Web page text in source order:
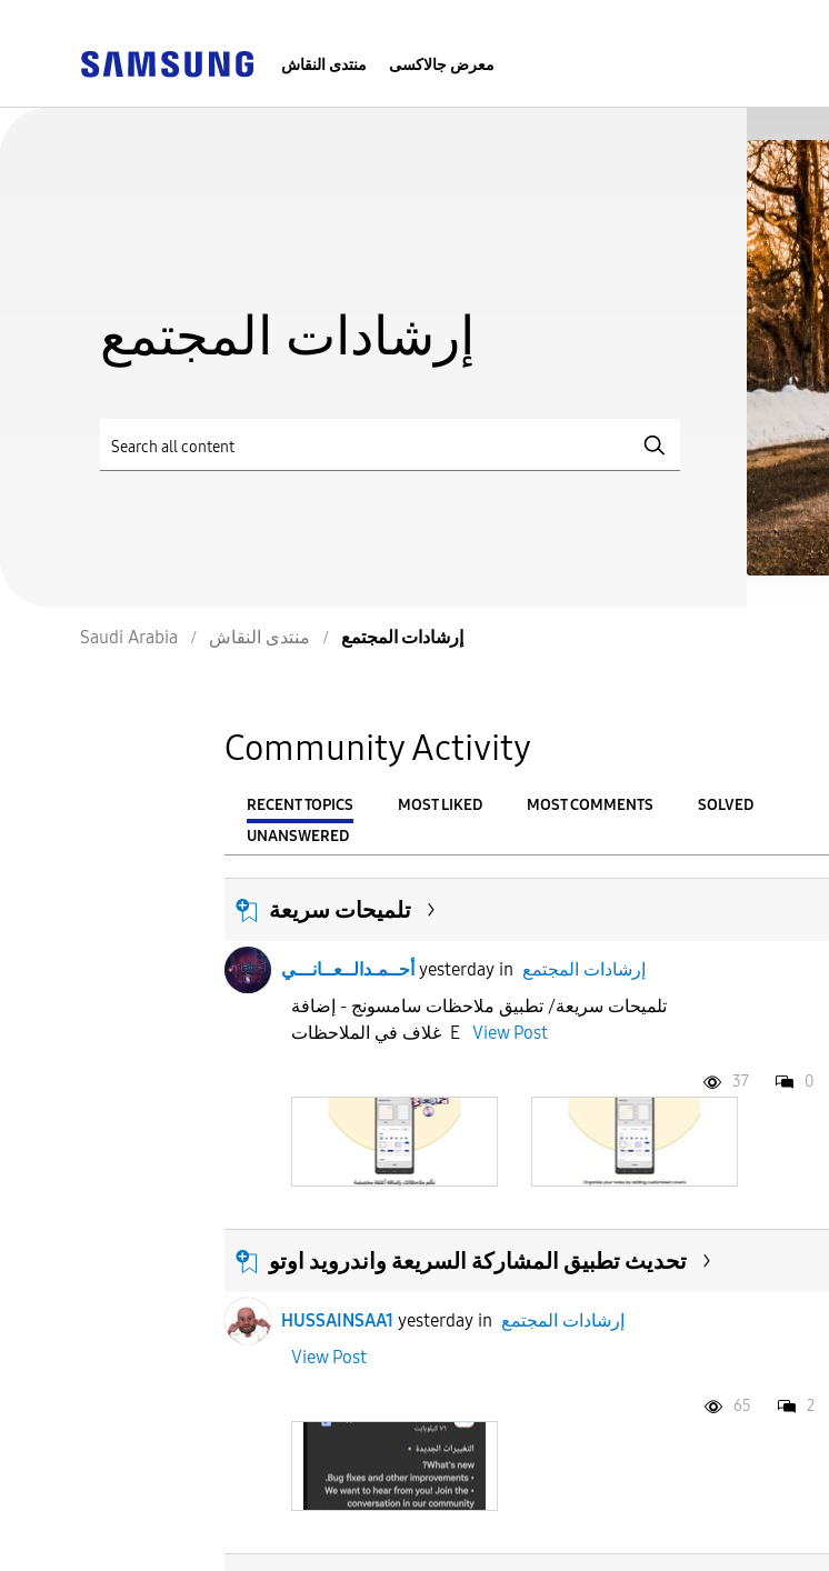
منتدى النقاش معرض جالاكسى
إرشادات المجتمع
Saudi Arabia منتدى النقاش إرشادات المجتمع
Community Activity
RECENT TOPICS MOST LIKED MOST COMMENTS
SOLVED
UNANSWERED
From To
تلميحات سريعة
أحــمـدالــعــانـــي yesterday in إرشادات المجتمع
تلميحات سريعة/ تطبيق ملاحظات سامسونج - إضافة
غلاف في الملاحظات E View Post
37 0
تحديث تطبيق المشاركة السريعة واندرويد اوتو
HUSSAINSAA1 yesterday in إرشادات المجتمع
View Post
65 2